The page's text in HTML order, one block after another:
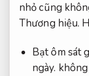
nhỏ cũng
Thương hiệu.
Bạt ôm sát
ngày.